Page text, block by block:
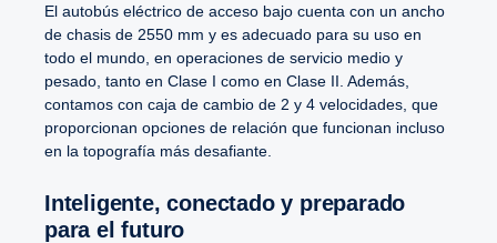
El autobús eléctrico de acceso bajo cuenta con un ancho
de chasis de 2550 mm y es adecuado para su uso en
todo el mundo, en operaciones de servicio medio y
pesado, tanto en Clase I como en Clase II. Además,
contamos con caja de cambio de 2 y 4 velocidades, que
proporcionan opciones de relación que funcionan incluso
en la topografía más desafiante.
Inteligente, conectado y preparado
para el futuro